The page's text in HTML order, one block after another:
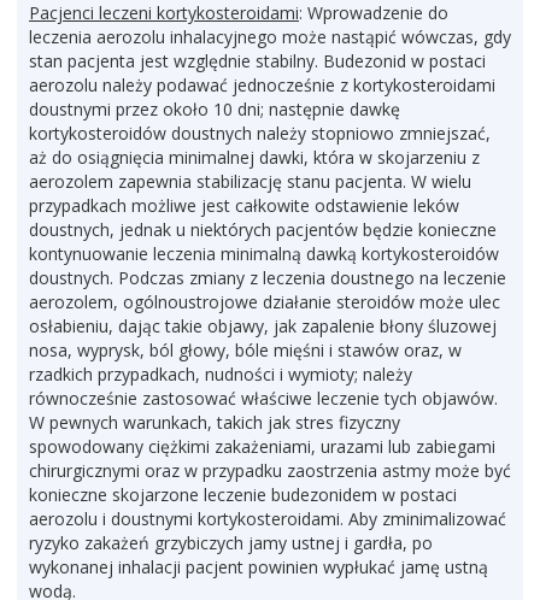
Pacjenci leczeni kortykosteroidami: Wprowadzenie do
leczenia aerozolu inhalacyjnego może nastąpić wówczas, gdy
stan pacjenta jest względnie stabilny. Budezonid w postaci
aerozolu należy podawać jednocześnie z kortykosteroidami
doustnymi przez około 10 dni; następnie dawkę
kortykosteroidów doustnych należy stopniowo zmniejszać,
aż do osiągnięcia minimalnej dawki, która w skojarzeniu z
aerozolem zapewnia stabilizację stanu pacjenta. W wielu
przypadkach możliwe jest całkowite odstawienie leków
doustnych, jednak u niektórych pacjentów będzie konieczne
kontynuowanie leczenia minimalną dawką kortykosteroidów
doustnych. Podczas zmiany z leczenia doustnego na leczenie
aerozolem, ogólnoustrojowe działanie steroidów może ulec
osłabieniu, dając takie objawy, jak zapalenie błony śluzowej
nosa, wyprysk, ból głowy, bóle mięśni i stawów oraz, w
rzadkich przypadkach, nudności i wymioty; należy
równocześnie zastosować właściwe leczenie tych objawów.
W pewnych warunkach, takich jak stres fizyczny
spowodowany ciężkimi zakażeniami, urazami lub zabiegami
chirurgicznymi oraz w przypadku zaostrzenia astmy może być
konieczne skojarzone leczenie budezonidem w postaci
aerozolu i doustnymi kortykosteroidami. Aby zminimalizować
ryzyko zakażeń grzybiczych jamy ustnej i gardła, po
wykonanej inhalacji pacjent powinien wypłukać jamę ustną
wodą.